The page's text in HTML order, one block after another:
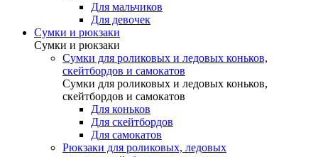
Для мальчиков
Для девочек
Сумки и рюкзаки
Сумки и рюкзаки
Сумки для роликовых и ледовых коньков,
скейтбордов и самокатов
Сумки для роликовых и ледовых коньков,
скейтбордов и самокатов
Для коньков
Для скейтбордов
Для самокатов
Рюкзаки для роликовых, ледовых